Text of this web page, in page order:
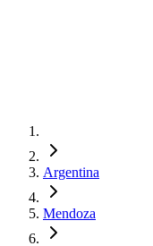
Argentina
Mendoza